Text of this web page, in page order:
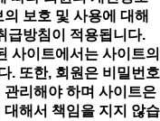
보호 및 사용에 대해
급방침이 적용됩니다.
사이트에서는 사이트의
. 또한, 회원은 비밀번호
리해야 하며 사이트은
해서 책임을 지지 않습